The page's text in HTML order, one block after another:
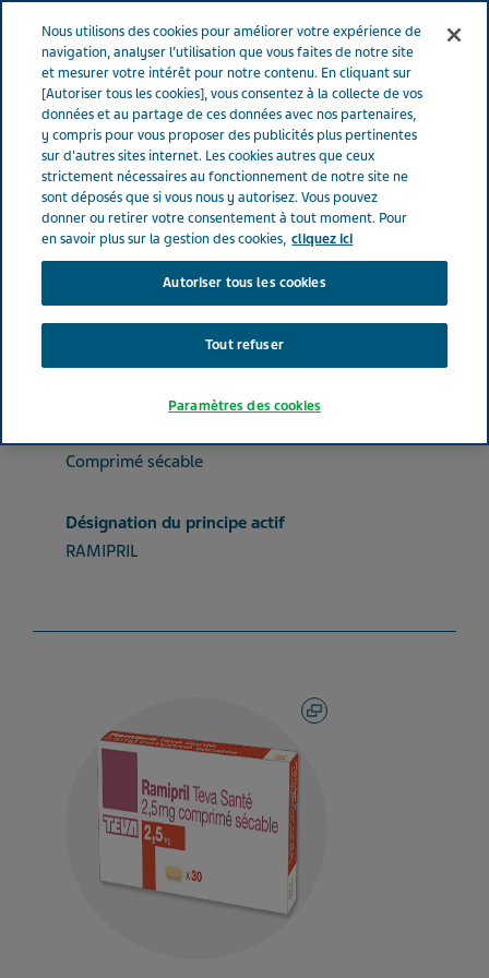
Menu
France Nos Produits
RAMIPRIL TEVA SANTE® 2.5 mg (bte de
30)
RAMIPRIL TEVA SANTE® 2.5
mg (bte de 30)
MÉDICAMENTS AGISSANT SUR LE SYSTÈME RÉNINE-ANGIOTENSINE
Comprimé sécable
Désignation du principe actif
RAMIPRIL
Nous utilisons des cookies pour améliorer votre expérience de
navigation, analyser l’utilisation que vous faites de notre site
et mesurer votre intérêt pour notre contenu. En cliquant sur
[Autoriser tous les cookies], vous consentez à la collecte de vos
données et au partage de ces données avec nos partenaires,
y compris pour vous proposer des publicités plus pertinentes
sur d'autres sites internet. Les cookies autres que ceux
strictement nécessaires au fonctionnement de notre site ne
sont déposés que si vous nous y autorisez. Vous pouvez
donner ou retirer votre consentement à tout moment. Pour
en savoir plus sur la gestion des cookies, cliquez ici
Autoriser tous les cookies
Tout refuser
Paramètres des cookies